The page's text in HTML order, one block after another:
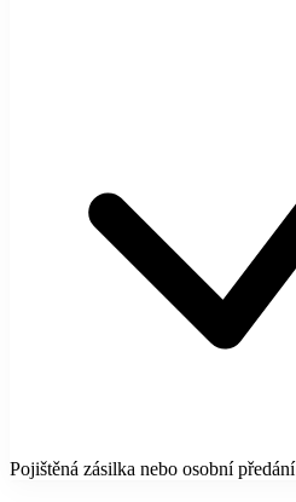
Pojištěná zásilka nebo osobní předání